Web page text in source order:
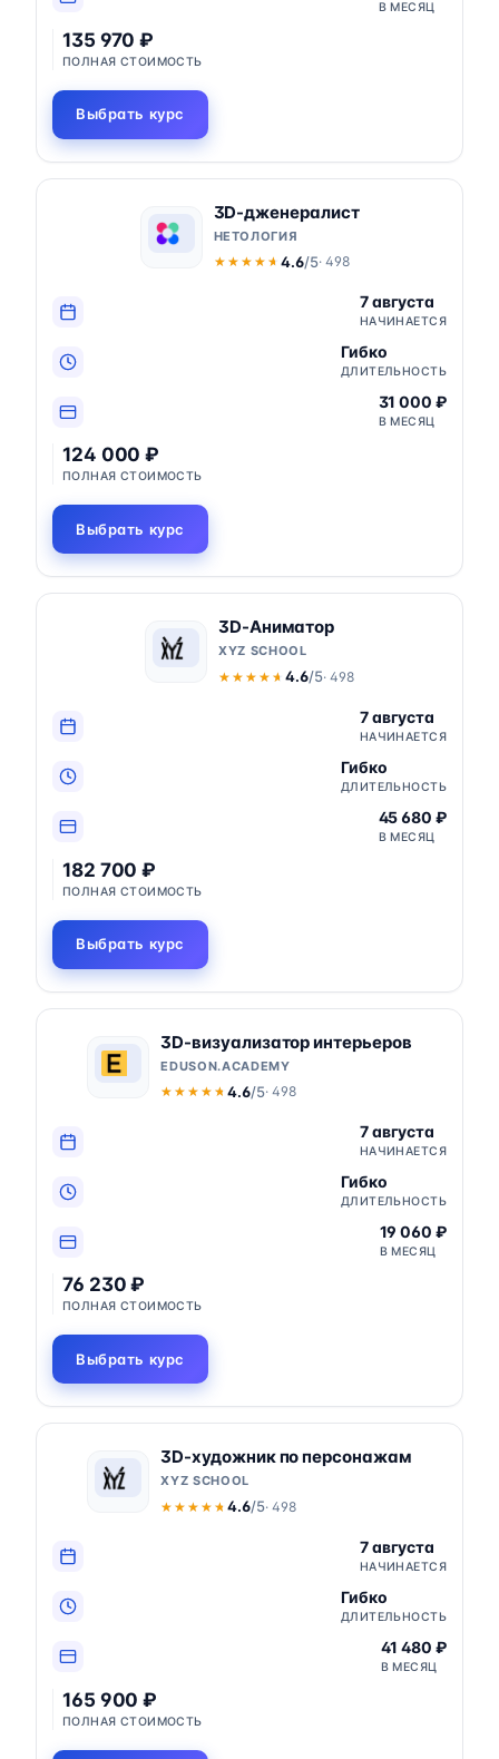
В МЕСЯЦ
135 970 ₽
ПОЛНАЯ СТОИМОСТЬ
Выбрать курс
3D-дженералист
НЕТОЛОГИЯ
★★★★★
★★★★★ 4.6/5· 498
7 августа
НАЧИНАЕТСЯ
Гибко
ДЛИТЕЛЬНОСТЬ
31 000 ₽
В МЕСЯЦ
124 000 ₽
ПОЛНАЯ СТОИМОСТЬ
Выбрать курс
3D-Аниматор
XYZ SCHOOL
★★★★★
★★★★★ 4.6/5· 498
7 августа
НАЧИНАЕТСЯ
Гибко
ДЛИТЕЛЬНОСТЬ
45 680 ₽
В МЕСЯЦ
182 700 ₽
ПОЛНАЯ СТОИМОСТЬ
Выбрать курс
3D-визуализатор интерьеров
EDUSON.ACADEMY
★★★★★
★★★★★4.6/5· 498
7 августа
НАЧИНАЕТСЯ
Гибко
ДЛИТЕЛЬНОСТЬ
19 060 ₽
В МЕСЯЦ
76 230 ₽
ПОЛНАЯ СТОИМОСТЬ
Выбрать курс
3D-художник по персонажам
XYZ SCHOOL
★★★★★
★★★★★4.6/5· 498
7 августа
НАЧИНАЕТСЯ
Гибко
ДЛИТЕЛЬНОСТЬ
41 480 ₽
В МЕСЯЦ
165 900 ₽
ПОЛНАЯ СТОИМОСТЬ